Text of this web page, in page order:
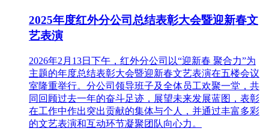
2025年度红外分公司总结表彰大会暨迎新春文
艺表演
2026年2月13日下午，红外分公司以“迎新春 聚合力”为
主题的年度总结表彰大会暨迎新春文艺表演在五楼会议
室隆重举行。分公司领导班子及全体员工欢聚一堂，共
同回顾过去一年的奋斗足迹，展望未来发展蓝图，表彰
在工作中作出突出贡献的集体与个人，并通过丰富多彩
的文艺表演和互动环节凝聚团队向心力。